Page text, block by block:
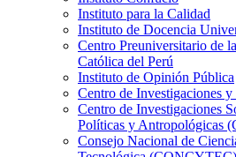
Instituto para la Calidad
Instituto de Docencia
Centro Preuniversitario de
Católica del Perú
Instituto de Opinión Pública
Centro de Investigaciones
Centro de Investigaciones
Políticas y Antropológicas
Consejo Nacional de